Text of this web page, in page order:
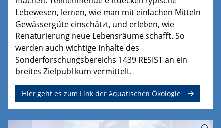
Lebewesen, lernen, wie man mit einfachen Mitteln
Gewässergüte einschätzt, und erleben, wie
Renaturierung neue Lebensräume schafft. So
werden auch wichtige Inhalte des
Sonderforschungsbereichs 1439 RESIST an ein
breites Zielpublikum vermittelt.
Hier geht es zum Link der Aquatischen Ökologie